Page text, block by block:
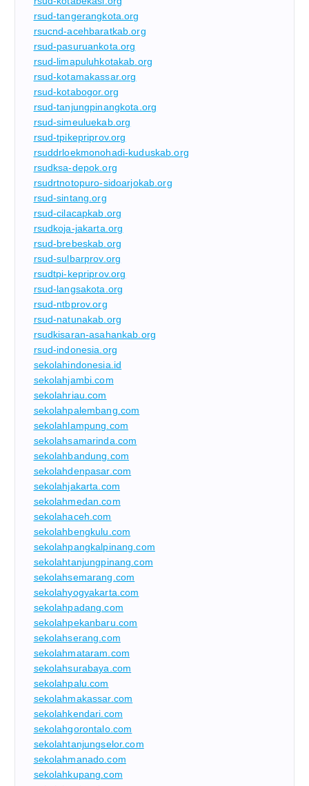
rsud-tangerangkota.org
rsucnd-acehbaratkab.org
rsud-pasuruankota.org
rsud-limapuluhkotakab.org
rsud-kotamakassar.org
rsud-kotabogor.org
rsud-tanjungpinangkota.org
rsud-simeuluekab.org
rsud-tpikepriprov.org
rsuddrloekmonohadi-kuduskab.org
rsudksa-depok.org
rsudrtnotopuro-sidoarjokab.org
rsud-sintang.org
rsud-cilacapkab.org
rsudkoja-jakarta.org
rsud-brebeskab.org
rsud-sulbarprov.org
rsudtpi-kepriprov.org
rsud-langsakota.org
rsud-ntbprov.org
rsud-natunakab.org
rsudkisaran-asahankab.org
rsud-indonesia.org
sekolahindonesia.id
sekolahjambi.com
sekolahriau.com
sekolahpalembang.com
sekolahlampung.com
sekolahsamarinda.com
sekolahbandung.com
sekolahdenpasar.com
sekolahjakarta.com
sekolahmedan.com
sekolahaceh.com
sekolahbengkulu.com
sekolahpangkalpinang.com
sekolahtanjungpinang.com
sekolahsemarang.com
sekolahyogyakarta.com
sekolahpadang.com
sekolahpekanbaru.com
sekolahserang.com
sekolahmataram.com
sekolahsurabaya.com
sekolahpalu.com
sekolahmakassar.com
sekolahkendari.com
sekolahgorontalo.com
sekolahtanjungselor.com
sekolahmanado.com
sekolahkupang.com